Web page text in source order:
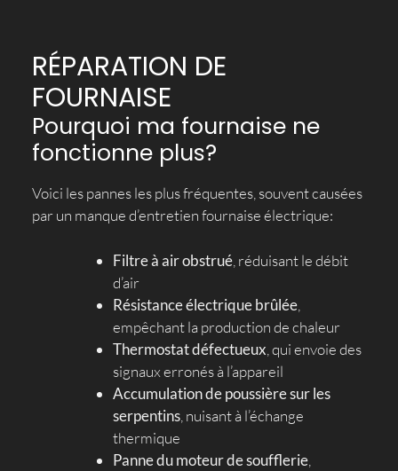
RÉPARATION DE
FOURNAISE
Pourquoi ma fournaise ne
fonctionne plus?
Voici les pannes les plus fréquentes, souvent causées
par un manque d’entretien fournaise électrique:
Filtre à air obstrué, réduisant le débit
d’air
Résistance électrique brûlée,
empêchant la production de chaleur
Thermostat défectueux , qui envoie des
signaux erronés à l’appareil
Accumulation de poussière sur les
serpentins, nuisant à l’échange
thermique
Panne du moteur de soufflerie,